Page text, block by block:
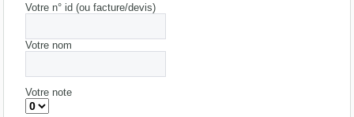
Votre n° id (ou facture/devis)
Votre nom
Votre note